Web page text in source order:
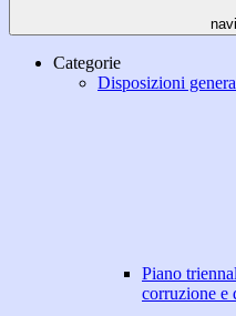
Categorie
Disposizioni
Piano
corruzione e